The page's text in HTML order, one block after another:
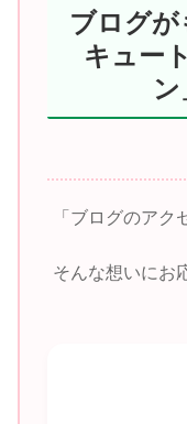
ブログが
キュー
「ブログのア
そんな想いにお